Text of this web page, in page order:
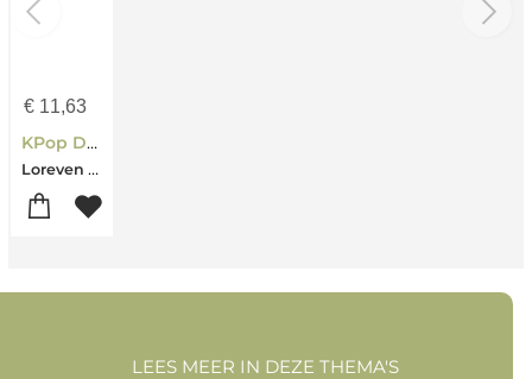
€11,63
KPop Demon Hunters Activity Book for Kids Ages 6-10
Loreven ferment
LEES MEER IN DEZE THEMA'S